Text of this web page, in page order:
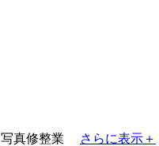
写真修整業 さらに表示＋